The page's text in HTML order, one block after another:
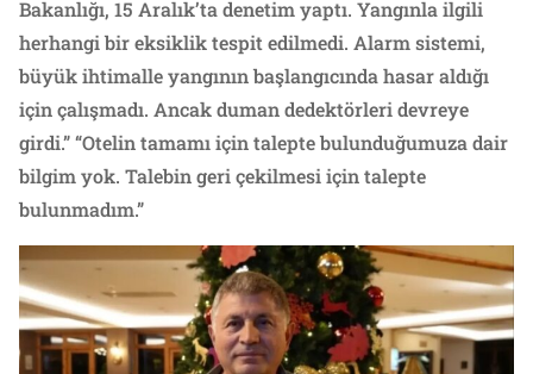
Bakanlığı, 15 Aralık’ta denetim yaptı. Yangınla ilgili
herhangi bir eksiklik tespit edilmedi. Alarm sistemi,
büyük ihtimalle yangının başlangıcında hasar aldığı
için çalışmadı. Ancak duman dedektörleri devreye
girdi.” “Otelin tamamı için talepte bulunduğumuza dair
bilgim yok. Talebin geri çekilmesi için talepte
bulunmadım.”